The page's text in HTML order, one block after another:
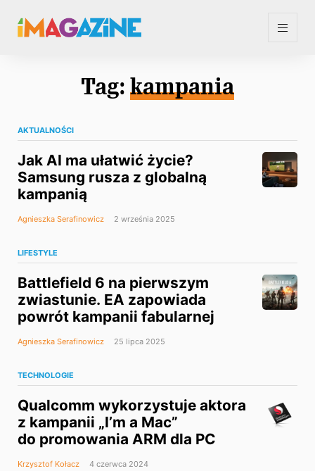
Tag: kampania
AKTUALNOŚCI
Jak AI ma ułatwić życie?
Samsung rusza z globalną
kampanią
Agnieszka Serafinowicz 2 września 2025
LIFESTYLE
Battlefield 6 na pierwszym
zwiastunie. EA zapowiada
powrót kampanii fabularnej
Agnieszka Serafinowicz 25 lipca 2025
TECHNOLOGIE
Qualcomm wykorzystuje aktora
z kampanii „I’m a Mac”
do promowania ARM dla PC
Krzysztof Kołacz 4 czerwca 2024